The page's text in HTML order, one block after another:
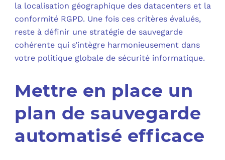
la localisation géographique des datacenters et la
conformité RGPD. Une fois ces critères évalués,
reste à définir une stratégie de sauvegarde
cohérente qui s’intègre harmonieusement dans
votre politique globale de sécurité informatique.
Mettre en place un
plan de sauvegarde
automatisé efficace